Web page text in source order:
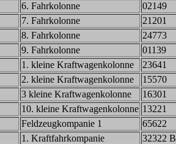
6. Fahrkolonne
02149
7. Fahrkolonne
21201
8. Fahrkolonne
24773
9. Fahrkolonne
01139
1. kleine Kraftwagenkolonne
23641
2. kleine Kraftwagenkolonne
15570
3 kleine Kraftwagenkolonne
16301
10. kleine Kraftwagenkolonne 13221
Feldzeugkompanie 1
65622
1. Kraftfahrkompanie
32322 B